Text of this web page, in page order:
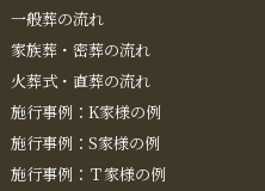
一般葬の流れ
家族葬・密葬の流れ
火葬式・直葬の流れ
施行事例：K家様の例
施行事例：S家様の例
施行事例：Ｔ家様の例